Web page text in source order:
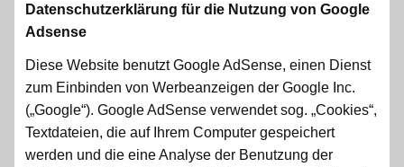
Datenschutzerklärung für die Nutzung von Google
Adsense
Diese Website benutzt Google AdSense, einen Dienst
zum Einbinden von Werbeanzeigen der Google Inc.
(„Google“). Google AdSense verwendet sog. „Cookies“,
Textdateien, die auf Ihrem Computer gespeichert
werden und die eine Analyse der Benutzung der